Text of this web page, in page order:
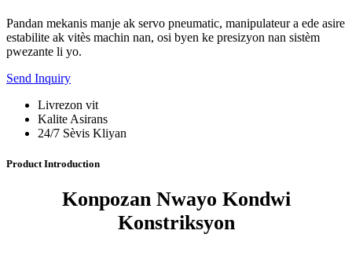
Pandan mekanis manje ak servo pneumatic, manipulateur a ede asire
estabilite ak vitès machin nan, osi byen ke presizyon nan sistèm
pwezante li yo.
Send Inquiry
Livrezon vit
Kalite Asirans
24/7 Sèvis Kliyan
Product Introduction
Konpozan Nwayo Kondwi
Konstriksyon